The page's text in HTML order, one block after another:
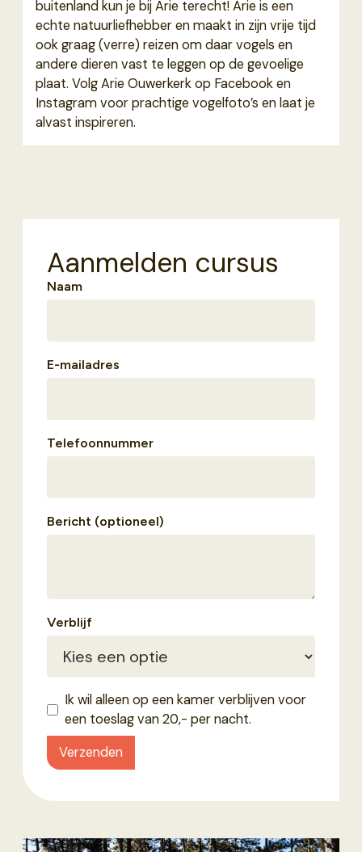
buitenland kun je bij Arie terecht! Arie is een
echte natuurliefhebber en maakt in zijn vrije tijd
ook graag (verre) reizen om daar vogels en
andere dieren vast te leggen op de gevoelige
plaat. Volg Arie Ouwerkerk op Facebook en
Instagram voor prachtige vogelfoto’s en laat je
alvast inspireren.
Aanmelden cursus
Naam
E-mailadres
Telefoonnummer
Bericht (optioneel)
Verblijf
Ik wil alleen op een kamer verblijven voor
een toeslag van 20,- per nacht.